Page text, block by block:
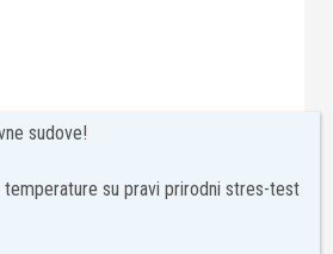
sudove!
su pravi prirodni stres-test